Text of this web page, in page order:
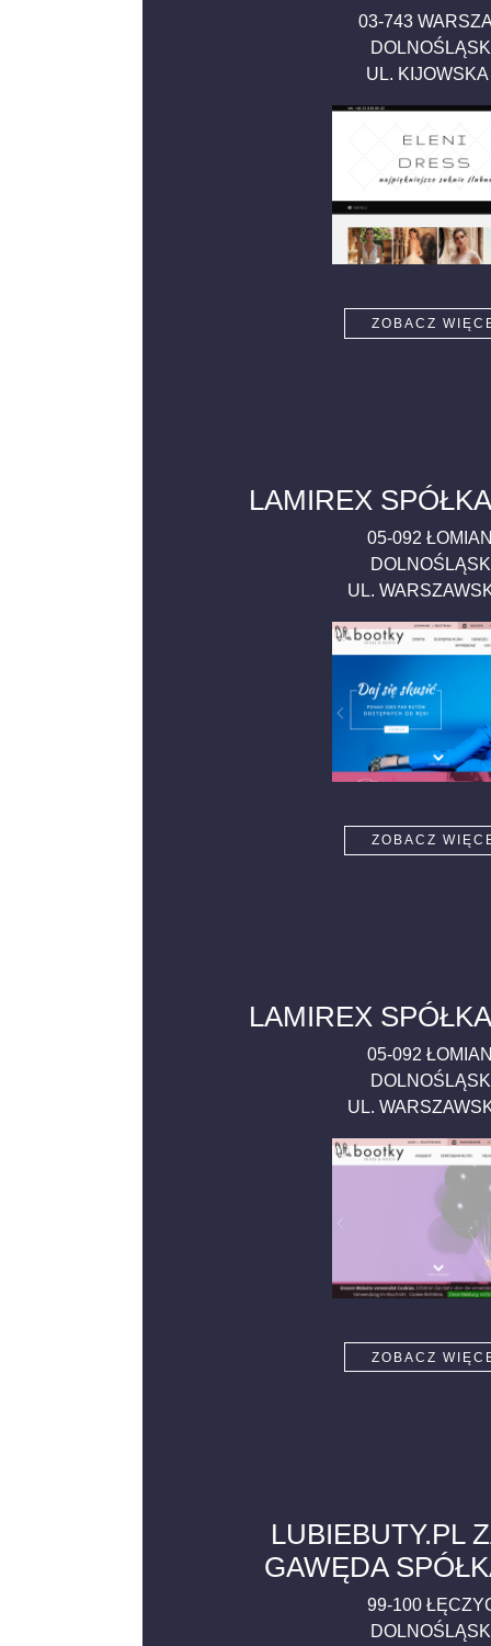
03-743
UL. KIJOWSKA
ZOBACZ
LAMIREX
05-092
UL.
ZOBACZ
LAMIREX
05-092
UL.
ZOBACZ
LUBIEBUTY.PL
GAWĘDA
99-100